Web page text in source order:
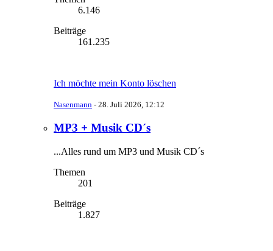
6.146
Beiträge
161.235
Ich möchte mein Konto löschen
Nasenmann - 28. Juli 2026, 12:12
MP3 + Musik CD´s
...Alles rund um MP3 und Musik CD´s
Themen
201
Beiträge
1.827